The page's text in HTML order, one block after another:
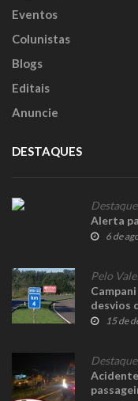
Eventos
Colunistas
Blogs
Editais
Anuncie
DESTAQUES
Destaque,
Alerta
6 de
Pelo Vale,
desvios
15 de
Destaque,